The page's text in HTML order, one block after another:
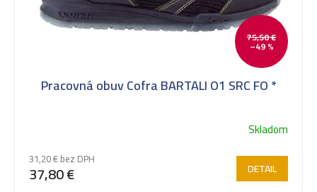
75,50 €
–49 %
Pracovná obuv Cofra BARTALI O1 SRC FO *
Skladom
31,20 € bez DPH
37,80 € DETAIL